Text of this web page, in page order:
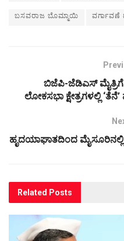
ಬಸವರಾಜ ಬೊಮ್ಮಾಯಿ ವರ್ಗಾವಣೆ
ಬಿಜೆಪಿ-ಜೆಡಿಎಸ್ ಮೈತ್ರಿಗೆ
ಲೋಕಸಭಾ ಕ್ಷೇತ್ರಗಳಲ್ಲಿ
ಹೃದಯಾಘಾತದಿಂದ ಮೈಸೂರಿನಲ್ಲಿ
Related Posts